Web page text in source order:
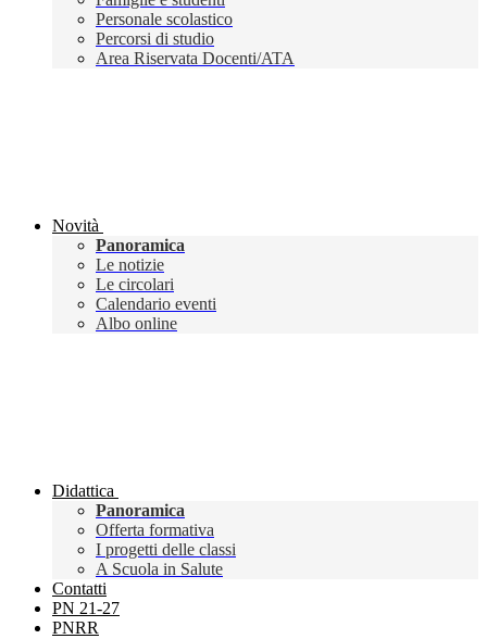
Personale scolastico
Percorsi di studio
Area Riservata Docenti/ATA
Novità
Panoramica
Le notizie
Le circolari
Calendario eventi
Albo online
Didattica
Panoramica
Offerta formativa
I progetti delle classi
A Scuola in Salute
Contatti
PN 21-27
PNRR